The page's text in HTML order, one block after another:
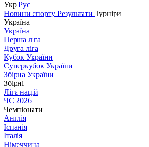
Укр Рус
Новини спорту Результати Турніри
Україна
Україна
Перша ліга
Друга ліга
Кубок України
Суперкубок України
Збірна України
Збірні
Ліга націй
ЧС 2026
Чемпіонати
Англія
Іспанія
Італія
Німеччина